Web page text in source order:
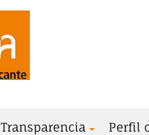
Transparencia Perfil